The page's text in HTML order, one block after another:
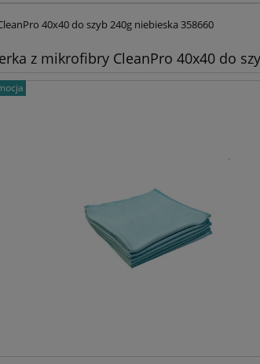
40x40 do szyb 240g niebieska 358660
z mikrofibry CleanPro 40x40 do